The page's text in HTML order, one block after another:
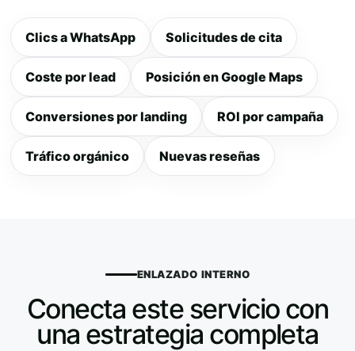
Clics a WhatsApp Solicitudes de cita
Coste por lead Posición en Google Maps
Conversiones por landing ROI por campaña
Tráfico orgánico Nuevas reseñas
ENLAZADO INTERNO
Conecta este servicio con
una estrategia completa